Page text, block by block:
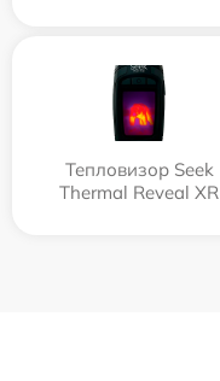
Тепловизор Seek
Thermal Reveal XR